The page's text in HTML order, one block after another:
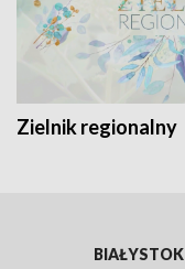
Zielnik regionalny
BIAŁYSTOK